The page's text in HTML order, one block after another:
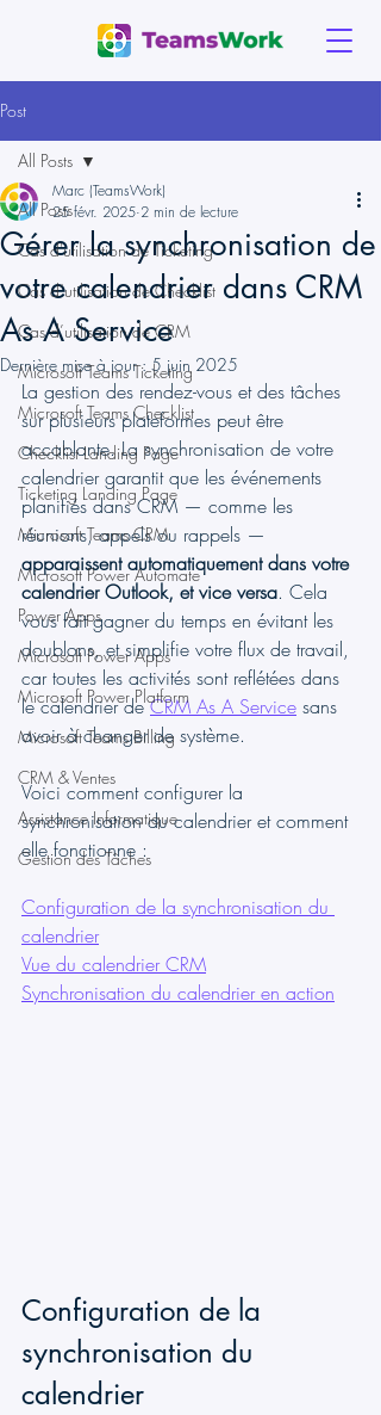
Post
All Posts
Cas d'utilisation de Ticketing
Cas d’utilisation de Checklist
Cas d’utilisation de CRM
Microsoft Teams Ticketing
Microsoft Teams Checklist
Checklist Landing Page
Ticketing Landing Page
Microsoft Teams CRM
Microsoft Power Automate
Power Apps
Microsoft Power Apps
Microsoft Power Platform
Microsoft Teams Billing
CRM & Ventes
Assistance Informatique
Gestion des Tâches
All Posts
Gérer la synchronisation de
votre calendrier dans CRM
As A Service
Marc (TeamsWork)
25 févr. 2025 2 min de lecture
Dernière mise à jour : 5 juin 2025
La gestion des rendez-vous et des tâches
sur plusieurs plateformes peut être
accablante. La synchronisation de votre
calendrier garantit que les événements
planifiés dans CRM — comme les
réunions, appels ou rappels —
apparaissent automatiquement dans votre
calendrier Outlook, et vice versa. Cela
vous fait gagner du temps en évitant les
doublons, et simplifie votre flux de travail,
car toutes les activités sont reflétées dans
le calendrier de CRM As A Service sans
avoir à changer de système.
Voici comment configurer la
synchronisation du calendrier et comment
elle fonctionne :
Configuration de la synchronisation du
calendrier
Vue du calendrier CRM
Synchronisation du calendrier en action
Configuration de la
synchronisation du
calendrier